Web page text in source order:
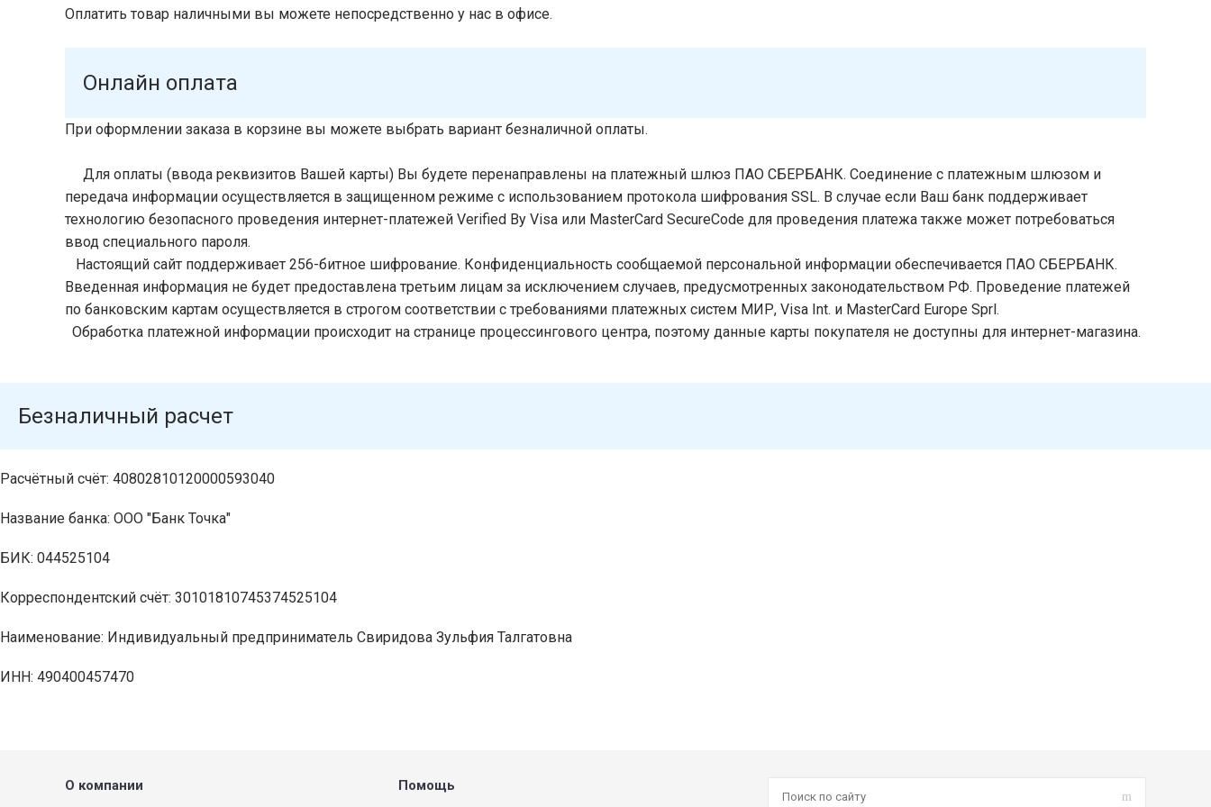
Оплатить товар наличными вы можете непосредственно у нас в офисе.
Онлайн оплата
При оформлении заказа в корзине вы можете выбрать вариант безналичной оплаты.
Для оплаты (ввода реквизитов Вашей карты) Вы будете перенаправлены на платежный шлюз ПАО СБЕРБАНК. Соединение с платежным шлюзом и
передача информации осуществляется в защищенном режиме с использованием протокола шифрования SSL. В случае если Ваш банк поддерживает
технологию безопасного проведения интернет-платежей Verified By Visa или MasterCard SecureCode для проведения платежа также может потребоваться
ввод специального пароля.
Настоящий сайт поддерживает 256-битное шифрование. Конфиденциальность сообщаемой персональной информации обеспечивается ПАО СБЕРБАНК.
Введенная информация не будет предоставлена третьим лицам за исключением случаев, предусмотренных законодательством РФ. Проведение платежей
по банковским картам осуществляется в строгом соответствии с требованиями платежных систем МИР, Visa Int. и MasterCard Europe Sprl.
Обработка платежной информации происходит на странице процессингового центра, поэтому данные карты покупателя не доступны для интернет-магазина.
Безналичный расчет
Расчётный счёт: 40802810120000593040
Название банка: ООО "Банк Точка"
БИК: 044525104
Корреспондентский счёт: 30101810745374525104
Наименование: Индивидуальный предприниматель Свиридова Зульфия Талгатовна
ИНН: 490400457470
О компании Помощь